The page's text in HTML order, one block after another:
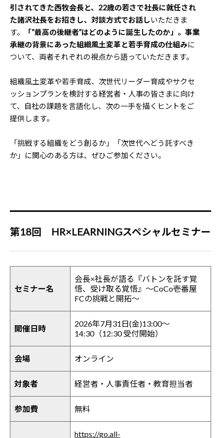
引されてきた西牧会長と、22歳の若さで社長に就任され
た諸沢社長をお招きし、対談方式でお話しいただきま
す。
「“最高の後継者”はどのように誕生したのか」。事業
承継の背景にあった組織風土変革と若手育成の仕組みに
ついて、両者それぞれの視点から語っていただきます。
組織風土変革や若手育成、次世代リーダー育成やサクセ
ッションプランを検討する経営者・人事の皆さまに向け
て、自社の課題を言語化し、次の一手を描くヒントをご
提供します。
「挑戦する組織をどう創るか」「次世代へどう託すべき
か」に関心のある方は、ぜひご参加ください。
第18回 HR×LEARNINGスペシャルセミナー
セミナー名
会長×社長が語る『バトンを託す覚
悟、受け取る覚悟』～CoCo壱番屋
FCの挑戦と開拓～
開催日時
2026年7月31日(金)13:00～
14:30（12:30 受付開始）
会場 オンライン
対象者 経営者・人事責任者・教育担当者
参加費 無料
https://go.all-